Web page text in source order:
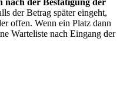
der Betrag später eingeht,
offen. Wenn ein Platz dann
Warteliste nach Eingang der